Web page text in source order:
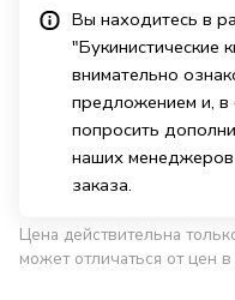
Вы находитесь в
"Букинистические
внимательно
предложением и, в
попросить
наших
заказа.
Цена действительна
может отличаться от цен